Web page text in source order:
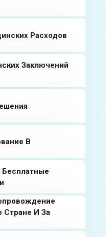
Расходов
Заключений
В
Бесплатные
Стране И За